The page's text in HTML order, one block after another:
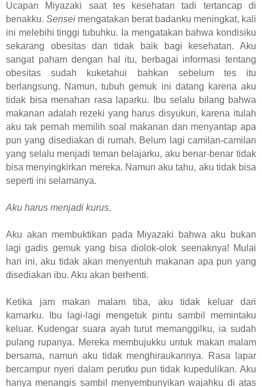
Ucapan Miyazaki saat tes kesehatan tadi tertancap di
benakku. Sensei mengatakan berat badanku meningkat, kali
ini melebihi tinggi tubuhku. Ia mengatakan bahwa kondisiku
sekarang obesitas dan tidak baik bagi kesehatan. Aku
sangat paham dengan hal itu, berbagai informasi tentang
obesitas sudah kuketahui bahkan sebelum tes itu
berlangsung. Namun, tubuh gemuk ini datang karena aku
tidak bisa menahan rasa laparku. Ibu selalu bilang bahwa
makanan adalah rezeki yang harus disyukuri, karena itulah
aku tak pernah memilih soal makanan dan menyantap apa
pun yang disediakan di rumah. Belum lagi camilan-camilan
yang selalu menjadi teman belajarku, aku benar-benar tidak
bisa menyingkirkan mereka. Namun aku tahu, aku tidak bisa
seperti ini selamanya.
Aku harus menjadi kurus.
Aku akan membuktikan pada Miyazaki bahwa aku bukan
lagi gadis gemuk yang bisa diolok-olok seenaknya! Mulai
hari ini, aku tidak akan menyentuh makanan apa pun yang
disediakan ibu. Aku akan berhenti.
Ketika jam makan malam tiba, aku tidak keluar dari
kamarku. Ibu lagi-lagi mengetuk pintu sambil memintaku
keluar. Kudengar suara ayah turut memanggilku, ia sudah
pulang rupanya. Mereka membujukku untuk makan malam
bersama, namun aku tidak menghiraukannya. Rasa lapar
bercampur nyeri dalam perutku pun tidak kupedulikan. Aku
hanya menangis sambil menyembunyikan wajahku di atas